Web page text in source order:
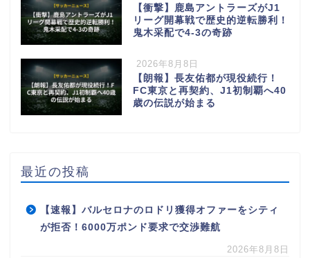
【衝撃】鹿島アントラーズがJ1
リーグ開幕戦で歴史的逆転勝利！
鬼木采配で4-3の奇跡
2026年8月8日
【朗報】長友佑都が現役続行！
FC東京と再契約、J1初制覇へ40
歳の伝説が始まる
最近の投稿
【速報】バルセロナのロドリ獲得オファーをシティ
が拒否！6000万ポンド要求で交渉難航
2026年8月8日